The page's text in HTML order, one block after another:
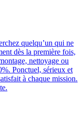
quelqu’un qui ne
dès la première fois,
nettoyage ou
Ponctuel, sérieux et
à chaque mission.